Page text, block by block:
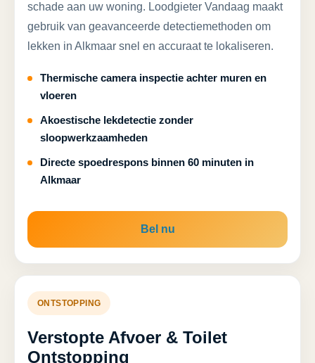
schade aan uw woning. Loodgieter Vandaag maakt
gebruik van geavanceerde detectiemethoden om
lekken in Alkmaar snel en accuraat te lokaliseren.
Thermische camera inspectie achter muren en
vloeren
Akoestische lekdetectie zonder
sloopwerkzaamheden
Directe spoedrespons binnen 60 minuten in
Alkmaar
Bel nu
ONTSTOPPING
Verstopte Afvoer & Toilet
Ontstopping